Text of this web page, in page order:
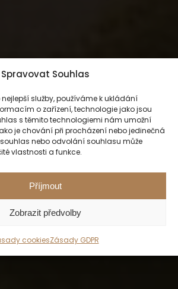
Spravovat Souhlas
služby, používáme k ukládání
o zařízení, technologie jako jsou
s těmito technologiemi nám umožní
je chování při procházení nebo jedinečná
nebo odvolání souhlasu může
vlastnosti a funkce.
Příjmout
Zobrazit předvolby
cookiesZásady GDPR